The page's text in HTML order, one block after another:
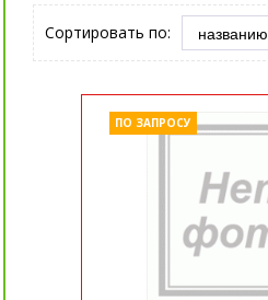
Сортировать по:
ПО ЗАПРОСУ